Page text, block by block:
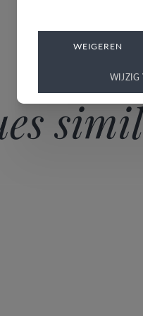
WEIGEREN
WIJZIG